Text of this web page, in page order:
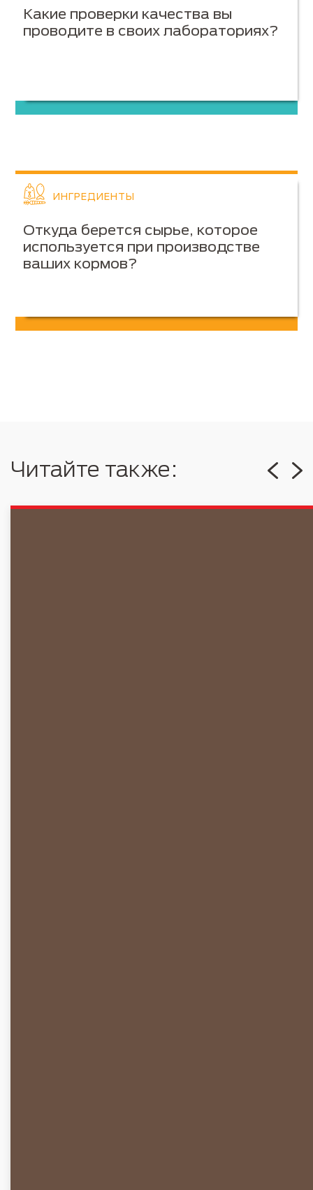
Какие проверки качества вы
проводите в своих лабораториях?
ИНГРЕДИЕНТЫ
Откуда берется сырье, которое
используется при производстве
ваших кормов?
Читайте также: